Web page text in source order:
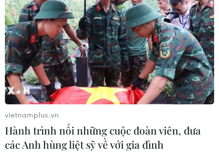
vietnamplus.vn
Hành trình nối những cuộc đoàn viên, đưa
các Anh hùng liệt sỹ về với gia đình